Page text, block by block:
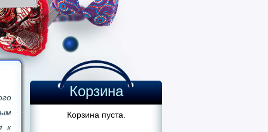
Корзина
Корзина пуста.
к